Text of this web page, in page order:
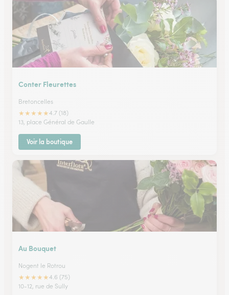
Conter Fleurettes
Bretoncelles
★★★★★4.7 (18)
13, place Général de Gaulle
Voir la boutique
Au Bouquet
Nogent le Rotrou
★★★★★4.6 (75)
10-12, rue de Sully